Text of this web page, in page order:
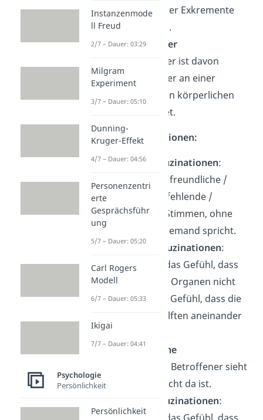
Medikamente oder Exkremente
beigemischt sind.
Hypochondrischer
Betroffener ist davon
überzeugt, dass er an einer
schwerwiegenden körperlichen
Erkrankung leidet.
Mögliche Halluzinationen:
Akustische Halluzinationen:
Betroffener hört freundliche /
bedrohliche / befehlende /
beschimpfende Stimmen, ohne
dass tatsächlich jemand spricht.
Körperliche Halluzinationen:
Betroffener hat das Gefühl, dass
etwas mit seinen Organen nicht
stimmt (Beispiel: Gefühl, dass die
beiden Gehirnhälften aneinander
reiben).
Visuelle / optische
Betroffener sieht
etwas, das gar nicht da ist.
Berührungshalluzinationen:
Betroffener hat das Gefühl, dass
Instanzenmode
ll Freud
2/7 – Dauer: 03:29
Milgram
Experiment
3/7 – Dauer: 05:10
Dunning-
Kruger-Effekt
4/7 – Dauer: 04:56
Personenzentri
erte
Gesprächsführ
ung
5/7 – Dauer: 05:20
Carl Rogers
Modell
6/7 – Dauer: 05:33
Ikigai
7/7 – Dauer: 04:41
Psychologie
Persönlichkeit
Persönlichkeit